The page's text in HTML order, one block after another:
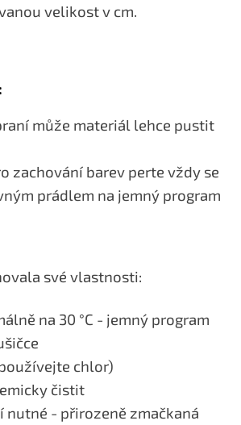
velikost v cm.
může materiál lehce pustit
zachování barev perte vždy se
prádlem na jemný program
své vlastnosti:
na 30 °C - jemný program
chlor)
čistit
nutné - přirozeně zmačkaná